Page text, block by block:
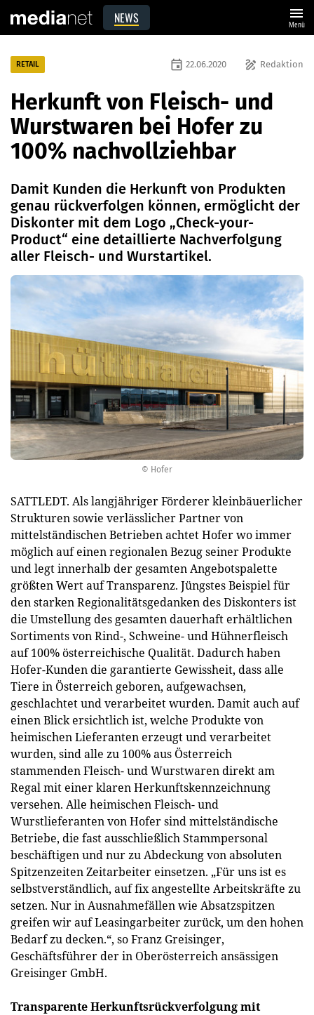
NEWS menu
Menü
© Hofer
RETAIL draw Redaktion
event 22.06.2020
Herkunft von Fleisch- und
Wurstwaren bei Hofer zu
100% nachvollziehbar
Damit Kunden die Herkunft von Produkten
genau rückverfolgen können, ermöglicht der
Diskonter mit dem Logo „Check-your-
Product“ eine detaillierte Nachverfolgung
aller Fleisch- und Wurstartikel.
SATTLEDT. Als langjähriger Förderer kleinbäuerlicher
Strukturen sowie verlässlicher Partner von
mittelständischen Betrieben achtet Hofer wo immer
möglich auf einen regionalen Bezug seiner Produkte
und legt innerhalb der gesamten Angebotspalette
größten Wert auf Transparenz. Jüngstes Beispiel für
den starken Regionalitätsgedanken des Diskonters ist
die Umstellung des gesamten dauerhaft erhältlichen
Sortiments von Rind-, Schweine- und Hühnerfleisch
auf 100% österreichische Qualität. Dadurch haben
Hofer-Kunden die garantierte Gewissheit, dass alle
Tiere in Österreich geboren, aufgewachsen,
geschlachtet und verarbeitet wurden. Damit auch auf
einen Blick ersichtlich ist, welche Produkte von
heimischen Lieferanten erzeugt und verarbeitet
wurden, sind alle zu 100% aus Österreich
stammenden Fleisch- und Wurstwaren direkt am
Regal mit einer klaren Herkunftskennzeichnung
versehen. Alle heimischen Fleisch- und
Wurstlieferanten von Hofer sind mittelständische
Betriebe, die fast ausschließlich Stammpersonal
beschäftigen und nur zu Abdeckung von absoluten
Spitzenzeiten Zeitarbeiter einsetzen. „Für uns ist es
selbstverständlich, auf fix angestellte Arbeitskräfte zu
setzen. Nur in Ausnahmefällen wie Absatzspitzen
greifen wir auf Leasingarbeiter zurück, um den hohen
Bedarf zu decken.“, so Franz Greisinger,
Geschäftsführer der in Oberösterreich ansässigen
Greisinger GmbH.
Transparente Herkunftsrückverfolgung mit